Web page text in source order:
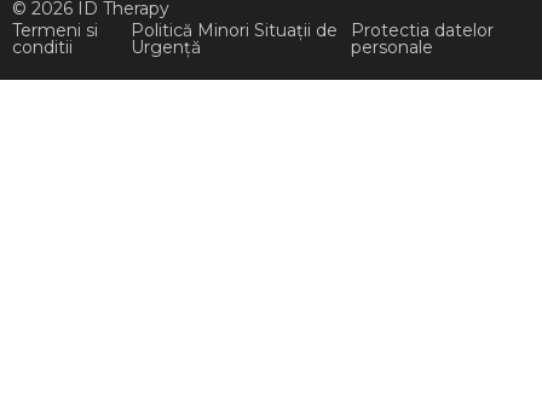
© 2026 ID Therapy
Termeni si
conditii
Politică Minori Situații de
Urgență
Protectia datelor
personale